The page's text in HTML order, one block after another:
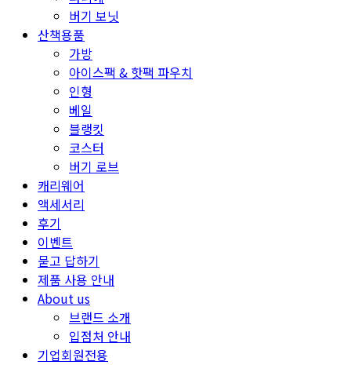
버기 보닛
산책용품
가방
아이스팩 & 핫팩 파우치
인형
베일
블랭킷
코스터
버기 로브
캐리웨어
액세서리
후기
이벤트
묻고 답하기
제품 사용 안내
About us
브랜드 소개
입점처 안내
기업회원전용